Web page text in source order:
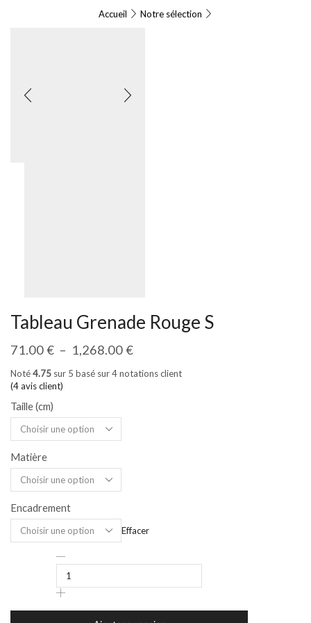
Accueil Notre sélection
Tableau Grenade Rouge S
71.00€ – 1,268.00€
Noté4.75 sur 5 basé sur4notations client
(4avis client)
Taille (cm)
Matière
Encadrement
Effacer